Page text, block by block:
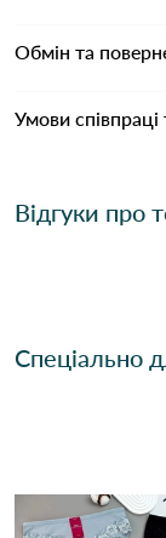
Обмін та
Умови
Відгуки про
Спеціально